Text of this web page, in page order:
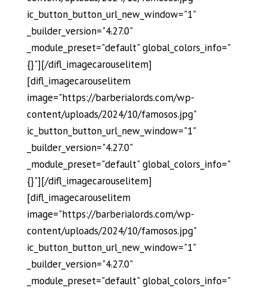
ic_button_button_url_new_window="1"
_builder_version="4.27.0"
_module_preset="default" global_colors_info="
{}"][/difl_imagecarouselitem]
[difl_imagecarouselitem
image="https://barberialords.com/wp-
content/uploads/2024/10/famosos.jpg"
ic_button_button_url_new_window="1"
_builder_version="4.27.0"
_module_preset="default" global_colors_info="
{}"][/difl_imagecarouselitem]
[difl_imagecarouselitem
image="https://barberialords.com/wp-
content/uploads/2024/10/famosos.jpg"
ic_button_button_url_new_window="1"
_builder_version="4.27.0"
_module_preset="default" global_colors_info="